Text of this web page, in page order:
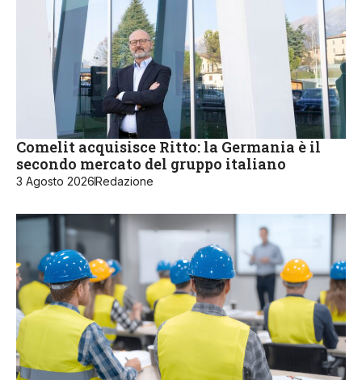
Comelit acquisisce Ritto: la Germania è il
secondo mercato del gruppo italiano
3 Agosto 2026Redazione